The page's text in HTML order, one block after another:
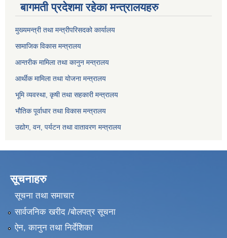
बागमती प्रदेशमा रहेका मन्त्रालयहरु
मुख्यमन्त्री तथा मन्त्रीपरिसदको कार्यालय
सामाजिक विकास मन्त्रालय
आन्तरीक मामिला तथा कानुन मन्त्रालय
आर्थीक मामिला तथा योजना मन्त्रालय
भूमि व्यवस्था, कृषी तथा सहकारी मन्त्रालय
भौतिक पूर्वाधार तथा विकास मन्त्रालय
उद्योग, वन, पर्यटन तथा वातावरण मन्त्रालय
सूचनाहरु
सूचना तथा समाचार
सार्वजनिक खरीद /बोलपत्र सूचना
ऐन, कानुन तथा निर्देशिका